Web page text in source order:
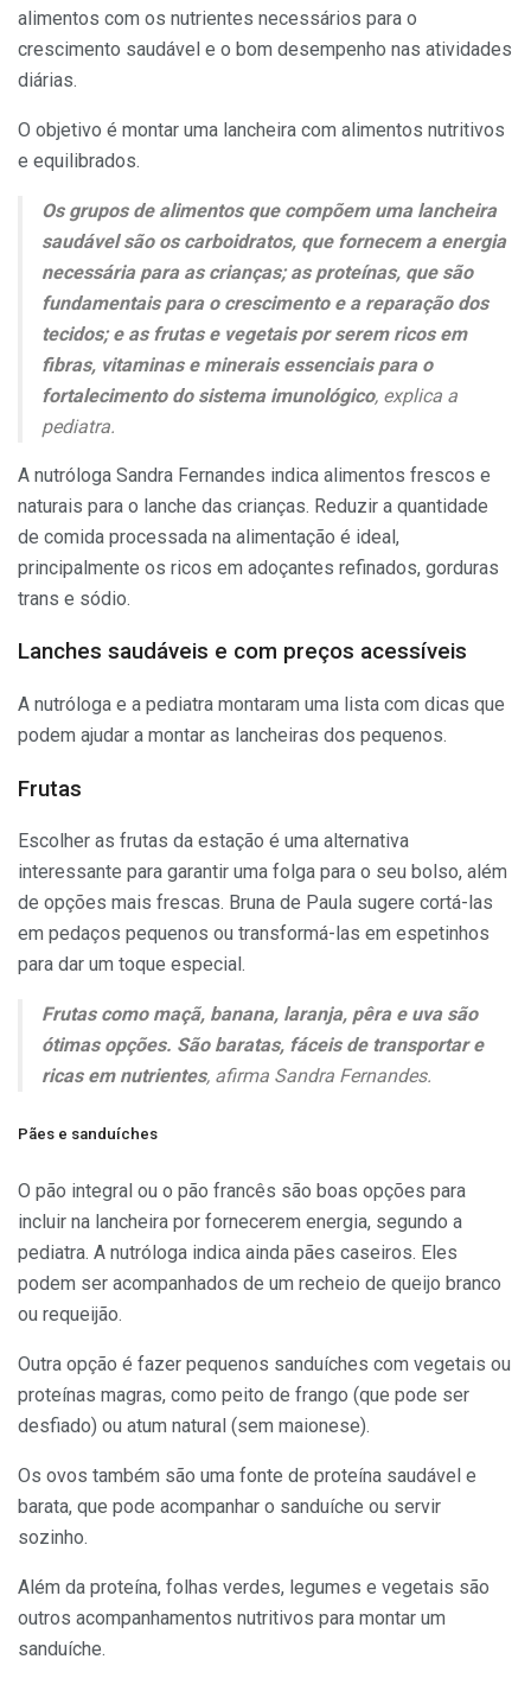
alimentos com os nutrientes necessários para o
crescimento saudável e o bom desempenho nas atividades
diárias.
O objetivo é montar uma lancheira com alimentos nutritivos
e equilibrados.
Os grupos de alimentos que compõem uma lancheira
saudável são os carboidratos, que fornecem a energia
necessária para as crianças; as proteínas, que são
fundamentais para o crescimento e a reparação dos
tecidos; e as frutas e vegetais por serem ricos em
fibras, vitaminas e minerais essenciais para o
fortalecimento do sistema imunológico, explica a
pediatra.
A nutróloga Sandra Fernandes indica alimentos frescos e
naturais para o lanche das crianças. Reduzir a quantidade
de comida processada na alimentação é ideal,
principalmente os ricos em adoçantes refinados, gorduras
trans e sódio.
Lanches saudáveis e com preços acessíveis
A nutróloga e a pediatra montaram uma lista com dicas que
podem ajudar a montar as lancheiras dos pequenos.
Frutas
Escolher as frutas da estação é uma alternativa
interessante para garantir uma folga para o seu bolso, além
de opções mais frescas. Bruna de Paula sugere cortá-las
em pedaços pequenos ou transformá-las em espetinhos
para dar um toque especial.
Frutas como maçã, banana, laranja, pêra e uva são
ótimas opções. São baratas, fáceis de transportar e
ricas em nutrientes, afirma Sandra Fernandes.
Pães e sanduíches
O pão integral ou o pão francês são boas opções para
incluir na lancheira por fornecerem energia, segundo a
pediatra. A nutróloga indica ainda pães caseiros. Eles
podem ser acompanhados de um recheio de queijo branco
ou requeijão.
Outra opção é fazer pequenos sanduíches com vegetais ou
proteínas magras, como peito de frango (que pode ser
desfiado) ou atum natural (sem maionese).
Os ovos também são uma fonte de proteína saudável e
barata, que pode acompanhar o sanduíche ou servir
sozinho.
Além da proteína, folhas verdes, legumes e vegetais são
outros acompanhamentos nutritivos para montar um
sanduíche.